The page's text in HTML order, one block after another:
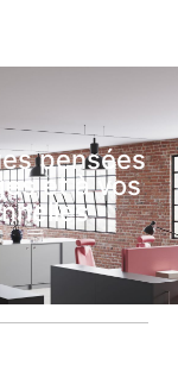
pensées
et à vos